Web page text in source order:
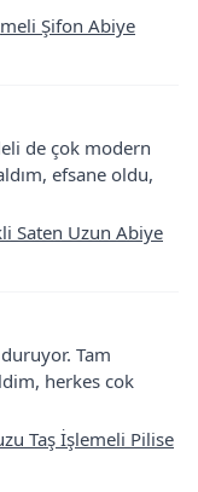
Şifon Abiye
de çok modern
efsane oldu,
Saten Uzun Abiye
Tam
herkes cok
Taş İşlemeli Pilise